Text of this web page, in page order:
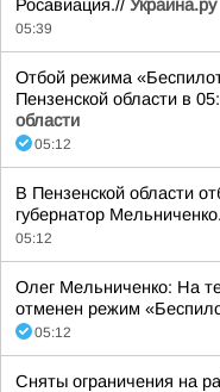
Росавиация.// Украина.ру
05:39
Отбой режима
Пензенской области в
области
05:12
В Пензенской области
губернатор
05:12
Олег Мельниченко: На
отменен режим
05:12
Сняты ограничения на